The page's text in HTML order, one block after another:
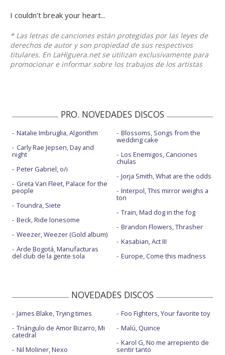
I couldn't break your heart...
* Las letras de canciones están protegidas por las leyes de
derechos de autor y son propiedad de sus respectivos
titulares. En LaHiguera.net se utilizan exclusivamente para
promocionar e informar sobre los trabajos de los artistas
PRO. NOVEDADES DISCOS
Natalie Imbruglia, Algorithm
Carly Rae Jepsen, Day and
night
Peter Gabriel, o/i
Greta Van Fleet, Palace for the
people
Toundra, Siete
Beck, Ride lonesome
Weezer, Weezer (Gold album)
Arde Bogotá, Manufacturas
del club de la gente sola
Blossoms, Songs from the
wedding cake
Los Enemigos, Canciones
chulas
Jorja Smith, What are the odds
Interpol, This mirror weighs a
ton
Train, Mad dog in the fog
Brandon Flowers, Thrasher
Kasabian, Act III
Europe, Come this madness
NOVEDADES DISCOS
James Blake, Trying times
Triángulo de Amor Bizarro, Mi
catedral
Nil Moliner, Nexo
Foo Fighters, Your favorite toy
Malú, Quince
Karol G, No me arrepiento de
sentir tanto